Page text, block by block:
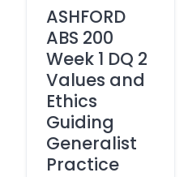
ASHFORD
ABS 200
Week 1 DQ 2
Values and
Ethics
Guiding
Generalist
Practice